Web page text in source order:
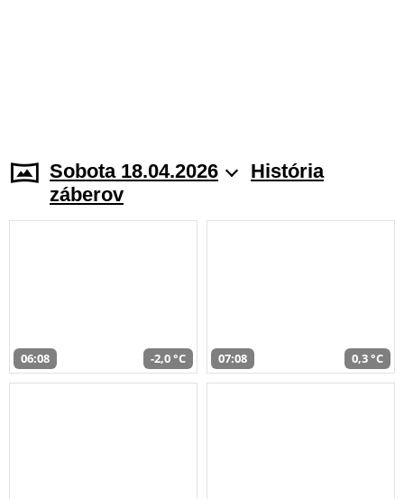
Sobota 18.04.2026
História
záberov
06:08 -2,0 °C 07:08 0,3 °C